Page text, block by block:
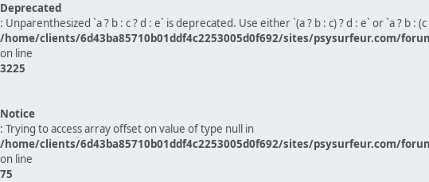
Deprecated
: Unparenthesized `a ? b : c ? d : e` is deprecated. Use either `(a ? b : c) ? d : e` or `a ? b : (c
/home/clients/6d43ba85710b01ddf4c2253005d0f692/sites/psysurfeur.com/
on line
3225
Notice
: Trying to access array offset on value of type null in
/home/clients/6d43ba85710b01ddf4c2253005d0f692/sites/psysurfeur.com/
on line
75